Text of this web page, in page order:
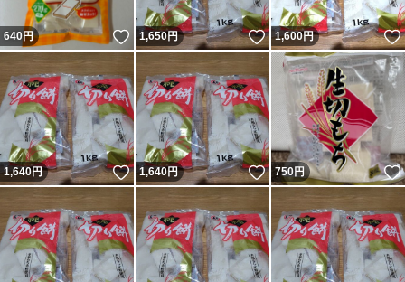
640円 いいね！
1,650円 いいね！
1,600円
1,640円 いいね！
1,640円 いいね！
750円